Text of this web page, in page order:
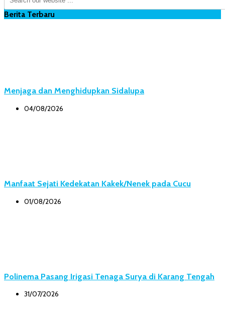
Berita Terbaru
Menjaga dan Menghidupkan Sidalupa
04/08/2026
Manfaat Sejati Kedekatan Kakek/Nenek pada Cucu
01/08/2026
Polinema Pasang Irigasi Tenaga Surya di Karang Tengah
31/07/2026